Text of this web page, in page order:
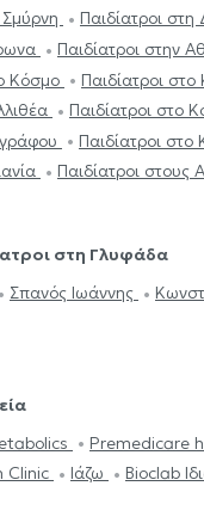
Παιδίατροι
Παιδίατροι στην
Κόσμο
Παιδίατροι
Παιδίατροι στο
Παιδίατροι στο
Παιδίατροι στους
στη Γλυφάδα
Σπανός Ιωάννης
Premedicare
Clinic
Ιάζω Bioclab